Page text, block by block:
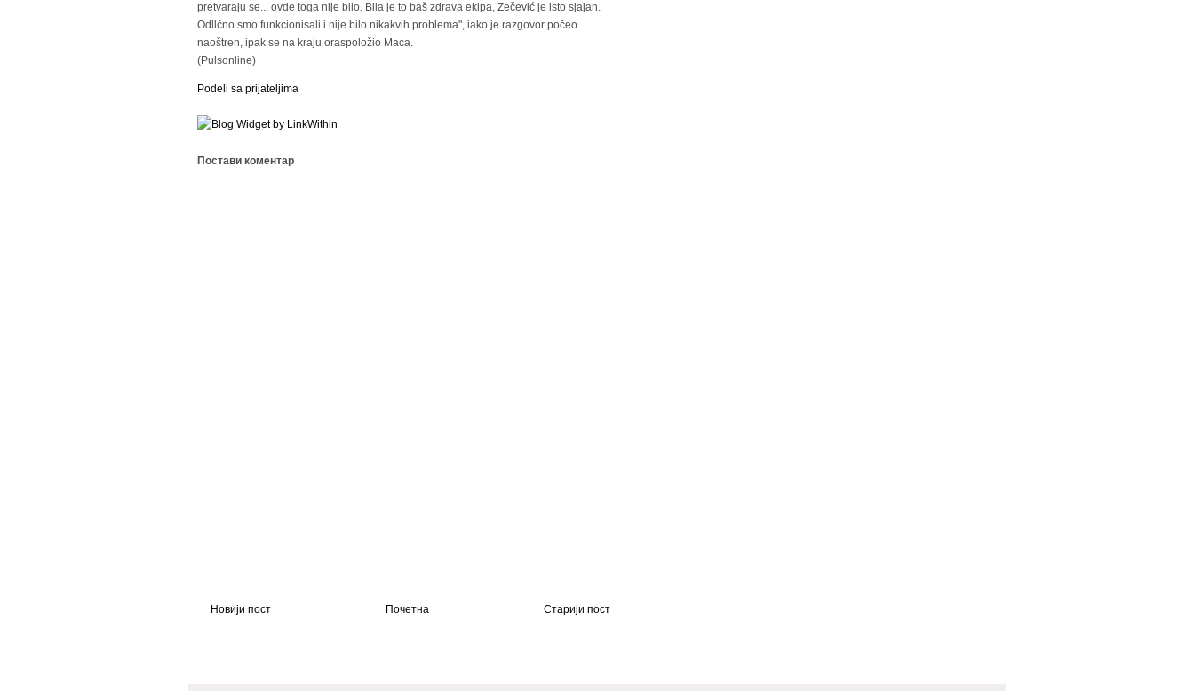
pretvaraju se... ovde toga nije bilo. Bila je to baš zdrava ekipa, Zečević je isto sjajan.
Odllčno smo funkcionisali i nije bilo nikakvih problema", iako je razgovor počeo
naoštren, ipak se na kraju oraspoložio Maca.
(Pulsonline)
Podeli sa prijateljima
Постави коментар
Новији пост Старији пост
Почетна